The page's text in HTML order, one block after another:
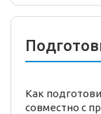
Как
совместно с